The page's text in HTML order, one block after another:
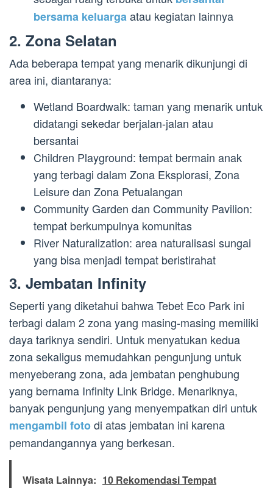
bersama keluargaatau kegiatan lainnya
2. Zona Selatan
Ada beberapa tempat yang menarik dikunjungi di
area ini, diantaranya:
Wetland Boardwalk: taman yang menarik untuk
didatangi sekedar berjalan-jalan atau
bersantai
Children Playground: tempat bermain anak
yang terbagi dalam Zona Eksplorasi, Zona
Leisure dan Zona Petualangan
Community Garden dan Community Pavilion:
tempat berkumpulnya komunitas
River Naturalization: area naturalisasi sungai
yang bisa menjadi tempat beristirahat
3. Jembatan Infinity
Seperti yang diketahui bahwa Tebet Eco Park ini
terbagi dalam 2 zona yang masing-masing memiliki
daya tariknya sendiri. Untuk menyatukan kedua
zona sekaligus memudahkan pengunjung untuk
menyeberang zona, ada jembatan penghubung
yang bernama Infinity Link Bridge. Menariknya,
banyak pengunjung yang menyempatkan diri untuk
mengambil fotodi atas jembatan ini karena
pemandangannya yang berkesan.
Wisata Lainnya: 10 Rekomendasi Tempat